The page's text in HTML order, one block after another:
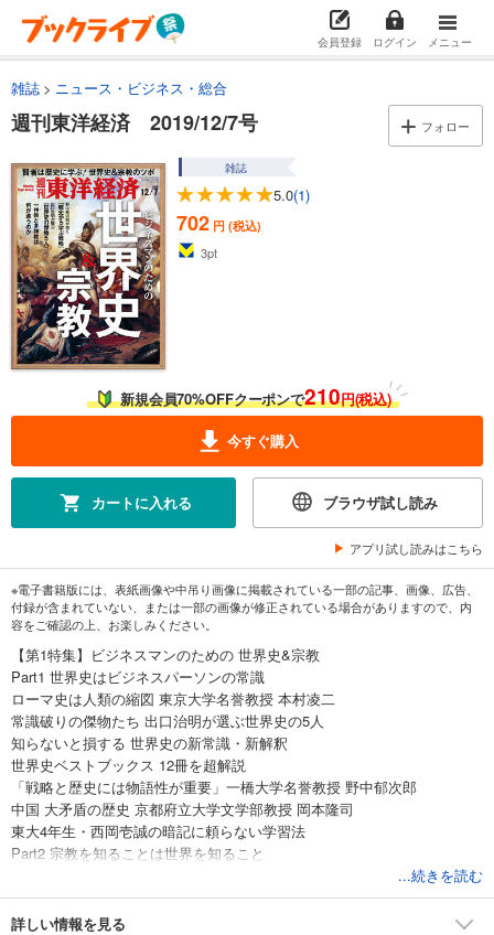
会員登録 ログイン メニュー
雑誌 ニュース・ビジネス・総合
週刊東洋経済 2019/12/7号 フォロー
雑誌
5.0(1)
702 円 (税込)
3pt
新規会員70%OFFクーポンで210円(税込)
今すぐ購入
カートに入れる ブラウザ試し読み
アプリ試し読みはこちら
※電子書籍版には、表紙画像や中吊り画像に掲載されている一部の記事、画像、広告、
付録が含まれていない、または一部の画像が修正されている場合がありますので、内
容をご確認の上、お楽しみください。
【第1特集】ビジネスマンのための 世界史&宗教
Part1 世界史はビジネスパーソンの常識
ローマ史は人類の縮図 東京大学名誉教授 本村凌二
常識破りの傑物たち 出口治明が選ぶ世界史の5人
知らないと損する 世界史の新常識・新解釈
世界史ベストブックス 12冊を超解説
「戦略と歴史には物語性が重要」一橋大学名誉教授 野中郁次郎
中国 大矛盾の歴史 京都府立大学文学部教授 岡本隆司
東大4年生・西岡壱誠の暗記に頼らない学習法
Part2 宗教を知ることは世界を知ること
宗教学者が解く宗教理解のポイント 一神教と多神教の差を知る
図解でわかる世界3大宗教の基礎 神の愛を説く世界最大の宗教 キリスト
...続きを読む
詳しい情報を見る